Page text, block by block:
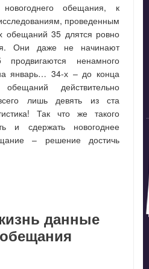
новогоднего обещания, к
проведенным
обещаний 35 длятся ровно
Они даже не начинают
ненамного
январь… 34-х – до конца
действительно
лишь девять из ста
Так что же такого
и сдержать новогоднее
– решение достичь
данные